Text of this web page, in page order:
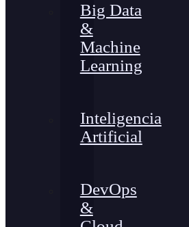
Big Data
&
Machine
Learning
Inteligencia
Artificial
DevOps
&